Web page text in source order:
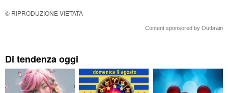
© RIPRODUZIONE VIETATA
Content sponsored by Outbrain
Di tendenza oggi